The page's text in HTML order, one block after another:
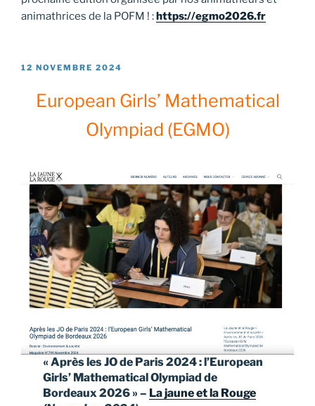
animathrices de la POFM ! :https://egmo2026.fr
PUBLIÉ
12 NOVEMBRE 2024
European Girls’ Mathematical
Olympiad (EGMO)
« Après les JO de Paris 2024 : l’European
Girls’ Mathematical Olympiad de
Bordeaux 2026 » – La jaune et la Rouge